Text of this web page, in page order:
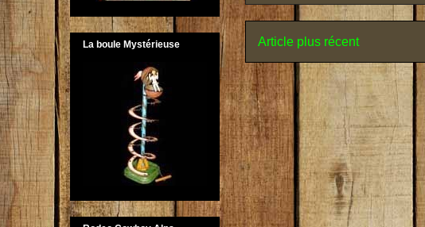
Article plus récent
La boule Mystérieuse